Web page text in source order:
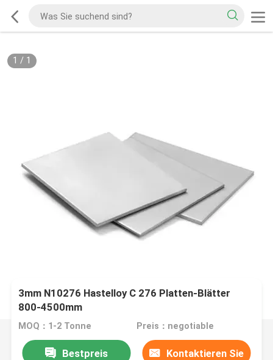
1 / 1
3mm N10276 Hastelloy C 276 Platten-Blätter
800-4500mm
MOQ：1-2 Tonne Preis：negotiable
Bestpreis Kontaktieren Sie